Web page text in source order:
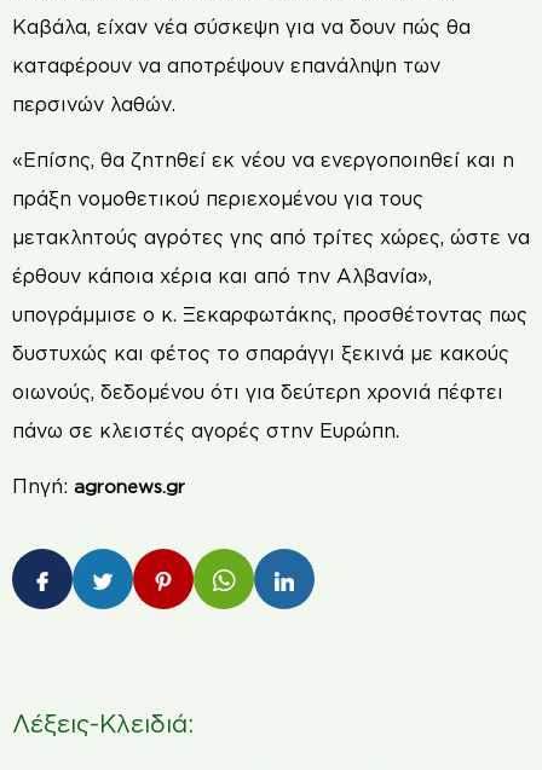
Καβάλα, είχαν νέα σύσκεψη για να δουν πώς θα
καταφέρουν να αποτρέψουν επανάληψη των
περσινών λαθών.
«Επίσης, θα ζητηθεί εκ νέου να ενεργοποιηθεί και η
πράξη νομοθετικού περιεχοµένου για τους
µετακλητούς αγρότες γης από τρίτες χώρες, ώστε να
έρθουν κάποια χέρια και από την Αλβανία»,
υπογράµµισε ο κ. Ξεκαρφωτάκης, προσθέτοντας πως
δυστυχώς και φέτος το σπαράγγι ξεκινά µε κακούς
οιωνούς, δεδοµένου ότι για δεύτερη χρονιά πέφτει
πάνω σε κλειστές αγορές στην Ευρώπη.
Πηγή: agronews.gr
Λέξεις-Κλειδιά: